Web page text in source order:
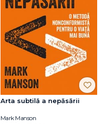
Arta subtilă a nepăsării
Mark Manson